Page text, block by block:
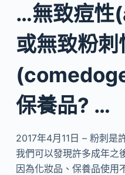
…無致痘
或無致粉刺
保養品? …
2017年4月11日 – 粉刺是
我們可以發現許多成年之
因為化妝品、保養品使用